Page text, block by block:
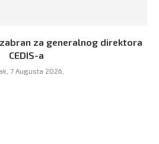
za generalnog direktora
CEDIS-a
7 Augusta 2026,